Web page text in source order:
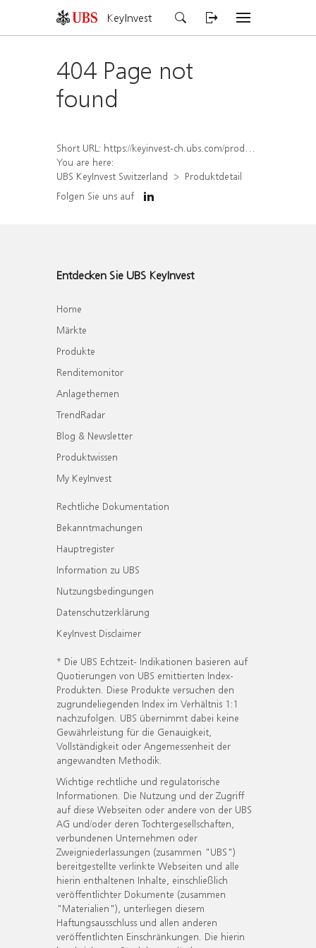
KeyInvest
404 Page not
found
Short URL: https://keyinvest-ch.ubs.com/produkt/detail/index/isin/CH1580909930
You are here:
UBS KeyInvest Switzerland
Produktdetail
Folgen Sie uns auf
Entdecken Sie UBS KeyInvest
Home
Märkte
Produkte
Renditemonitor
Anlagethemen
TrendRadar
Blog & Newsletter
Produktwissen
My KeyInvest
Rechtliche Dokumentation
Bekanntmachungen
Hauptregister
Information zu UBS
Nutzungsbedingungen
Datenschutzerklärung
KeyInvest Disclaimer
* Die UBS Echtzeit- Indikationen basieren auf
Quotierungen von UBS emittierten Index-
Produkten. Diese Produkte versuchen den
zugrundeliegenden Index im Verhältnis 1:1
nachzufolgen. UBS übernimmt dabei keine
Gewährleistung für die Genauigkeit,
Vollständigkeit oder Angemessenheit der
angewandten Methodik.
Wichtige rechtliche und regulatorische
Informationen. Die Nutzung und der Zugriff
auf diese Webseiten oder andere von der UBS
AG und/oder deren Tochtergesellschaften,
verbundenen Unternehmen oder
Zweigniederlassungen (zusammen "UBS")
bereitgestellte verlinkte Webseiten und alle
hierin enthaltenen Inhalte, einschließlich
veröffentlichter Dokumente (zusammen
"Materialien"), unterliegen diesem
Haftungsausschluss und allen anderen
veröffentlichten Einschränkungen. Die hierin